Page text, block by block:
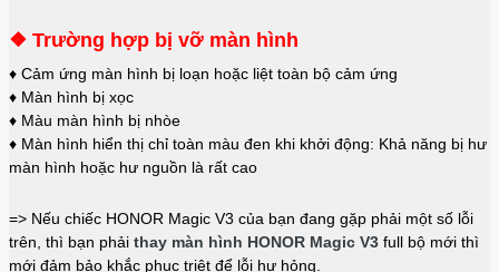
❖ Trường hợp bị vỡ màn hình
♦ Cảm ứng màn hình bị loạn hoặc liệt toàn bộ cảm ứng
♦ Màn hình bị xọc
♦ Màu màn hình bị nhòe
♦ Màn hình hiển thị chỉ toàn màu đen khi khởi động: Khả năng bị hư
màn hình hoặc hư nguồn là rất cao
=> Nếu chiếc HONOR Magic V3 của bạn đang gặp phải một số lỗi
trên, thì bạn phải thay màn hình HONOR Magic V3 full bộ mới thì
mới đảm bảo khắc phục triệt để lỗi hư hỏng.